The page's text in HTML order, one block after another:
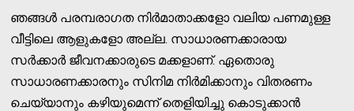
ഞങ്ങള്‍ പരമ്പരാഗത നിര്‍മാതാക്കളോ വലിയ പണമുള്ള
വീട്ടിലെ ആളുകളോ അല്ല. സാധാരണക്കാരായ
സര്‍ക്കാര്‍ ജീവനക്കാരുടെ മക്കളാണ്. ഏതൊരു
സാധാരണക്കാരനും സിനിമ നിര്‍മിക്കാനും വിതരണം
ചെയ്യാനും കഴിയുമെന്ന് തെളിയിച്ചു കൊടുക്കാന്‍